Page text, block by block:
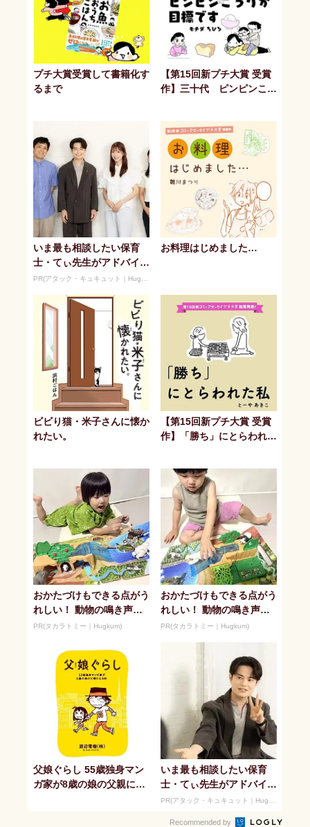
プチ大賞受賞して書籍化す
るまで
【第15回新プチ大賞 受賞
作】三十代 ピンピンころ
いま最も相談したい保育
士・てぃ先生がアドバイ
ス！ 子どもの“おてつだ PR(アタック・キュキュット｜Hugkum)
お料理はじめました…
ビビり猫・米子さんに懐か
れたい。
【第15回新プチ大賞 受賞
作】「勝ち」にとらわれた
おかたづけもできる点がう
れしい！ 動物の鳴き声や
セリフが盛りだくさんの
PR(タカラトミー｜Hugkum)
おかたづけもできる点がう
れしい！ 動物の鳴き声や
セリフが盛りだくさんの
PR(タカラトミー｜Hugkum)
父娘ぐらし 55歳独身マン
ガ家が8歳の娘の父親にな
いま最も相談したい保育
士・てぃ先生がアドバイ
ス！ 子どもの“おてつだ
Recommended by